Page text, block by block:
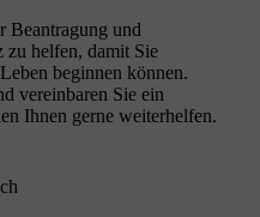
Beantragung und
zu helfen, damit Sie
beginnen können.
vereinbaren Sie ein
Ihnen gerne weiterhelfen.